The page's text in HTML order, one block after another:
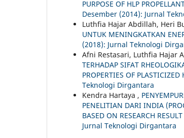
PURPOSE OF HLP
Desember (2014): Jurnal
Luthfia Hajar Abdillah, Heri
UNTUK MENINGKATKAN
(2018): Jurnal Teknologi
Afni Restasari, Luthfia Hajar
TERHADAP SIFAT
PROPERTIES OF PLASTICIZED
Teknologi Dirgantara
Kendra Hartaya ,
PENELITIAN DARI INDIA
BASED ON RESEARCH
Jurnal Teknologi Dirgantara